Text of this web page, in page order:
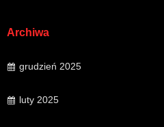
Archiwa
grudzień 2025
luty 2025